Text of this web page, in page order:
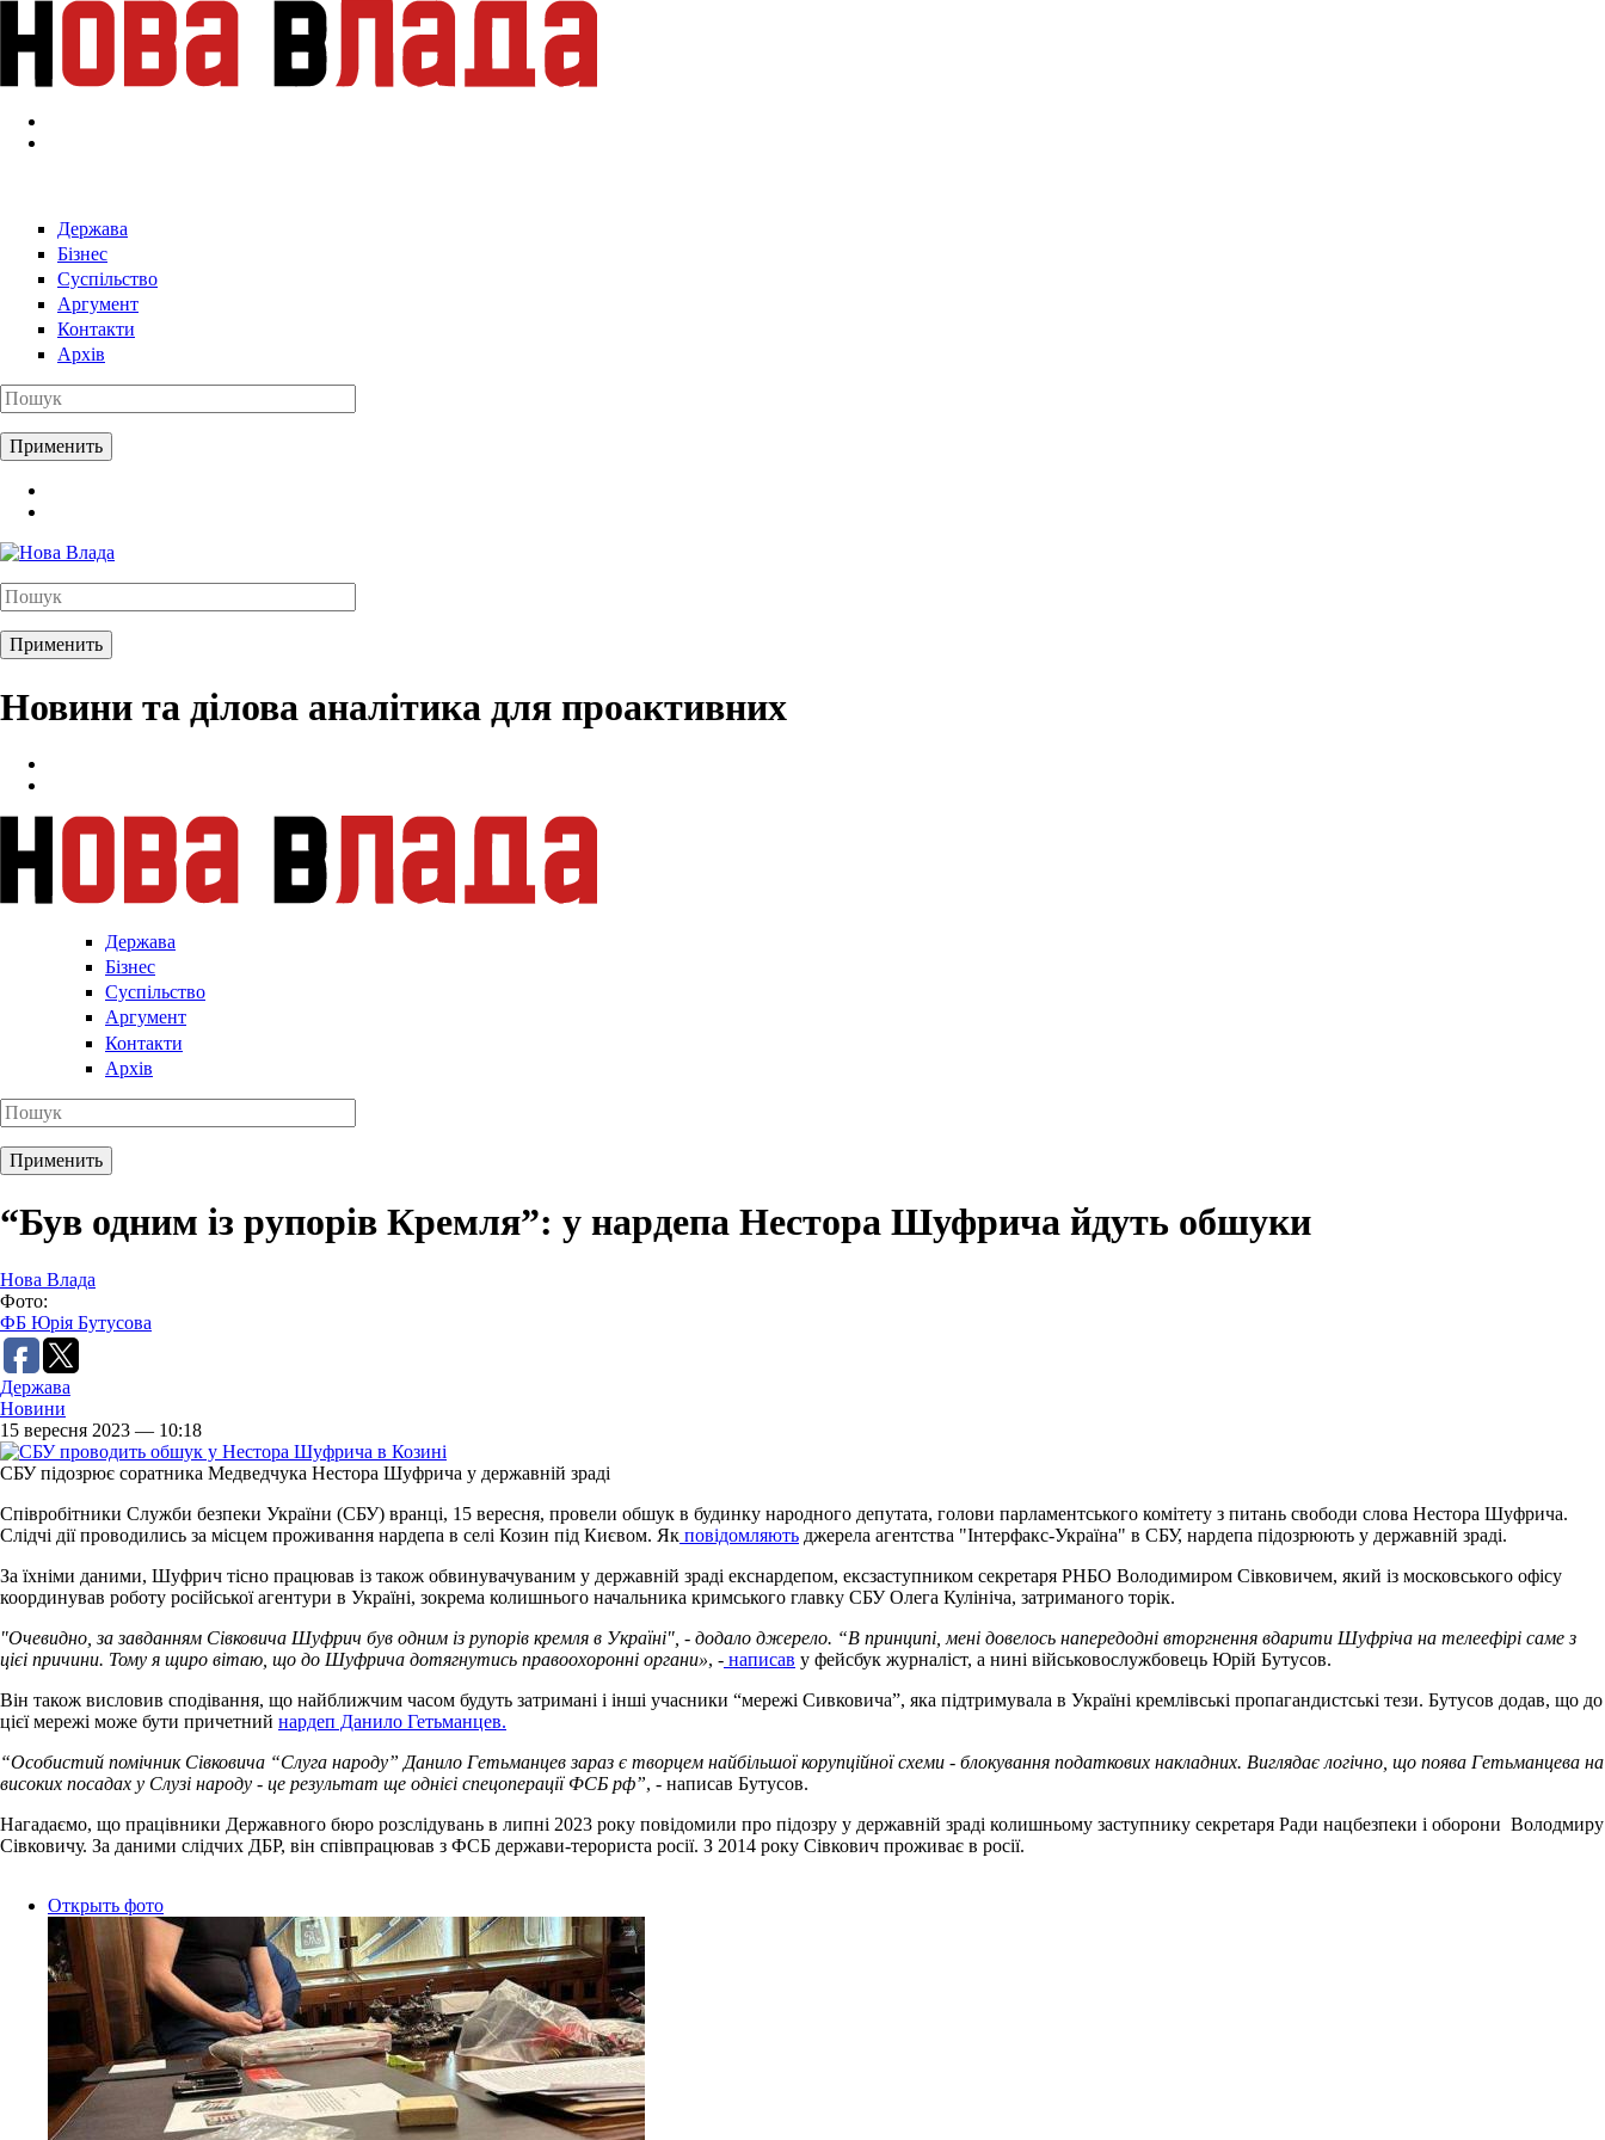
Перейти к основному содержанию
Держава
Бізнес
Суспільство
Аргумент
Контакти
Архів
Новини та ділова аналітика для проактивних
Держава
Бізнес
Суспільство
Аргумент
Контакти
Архів
“Був одним із рупорів Кремля”: у нардепа Нестора Шуфрича йдуть обшуки
Нова Влада
Фото:
ФБ Юрія Бутусова
Держава
Новини
15 вересня 2023 — 10:18
СБУ підозрює соратника Медведчука Нестора Шуфрича у державній зраді
Співробітники Служби безпеки України (СБУ) вранці, 15 вересня, провели обшук в будинку народного депутата, голови парламентського комітету з питань свободи слова Нестора Шуфрича.
Слідчі дії проводились за місцем проживання нардепа в селі Козин під Києвом. Як повідомляють джерела агентства "Інтерфакс-Україна" в СБУ, нардепа підозрюють у державній зраді.
За їхніми даними, Шуфрич тісно працював із також обвинувачуваним у державній зраді екснардепом, ексзаступником секретаря РНБО Володимиром Сівковичем, який із московського офісу
координував роботу російської агентури в Україні, зокрема колишнього начальника кримського главку СБУ Олега Кулініча, затриманого торік.
"Очевидно, за завданням Сівковича Шуфрич був одним із рупорів кремля в Україні", - додало джерело. “В принципі, мені довелось напередодні вторгнення вдарити Шуфріча на телеефірі саме з
цієі причини. Тому я щиро вітаю, що до Шуфрича дотягнутись правоохоронні органи», - написав у фейсбук журналіст, а нині військовослужбовець Юрій Бутусов.
Він також висловив сподівання, що найближчим часом будуть затримані і інші учасники “мережі Сивковича”, яка підтримувала в Україні кремлівські пропагандистські тези. Бутусов додав, що до
цієї мережі може бути причетний нардеп Данило Гетьманцев.
“Особистий помічник Сівковича “Слуга народу” Данило Гетьманцев зараз є творцем найбільшої корупційної схеми - блокування податкових накладних. Виглядає логічно, що поява Гетьманцева на
високих посадах у Слузі народу - це результат ще однієі спецоперації ФСБ рф”, - написав Бутусов.
Нагадаємо, що працівники Державного бюро розслідувань в липні 2023 року повідомили про підозру у державній зраді колишньому заступнику секретаря Ради нацбезпеки і оборони Володмиру
Сівковичу. За даними слідчих ДБР, він співпрацював з ФСБ держави-терориста росії. З 2014 року Сівкович проживає в росії.
Открыть фото